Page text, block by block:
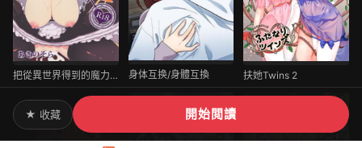
把從異世界得到的魔力用在色色的事情上 III 身体互换/身體互換 扶她Twins 2
★ 收藏 開始閲讀